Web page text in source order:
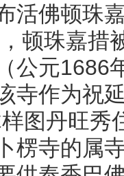
活佛顿珠
，顿珠嘉
公元1686
寺作为祝
图丹旺
楞寺的属